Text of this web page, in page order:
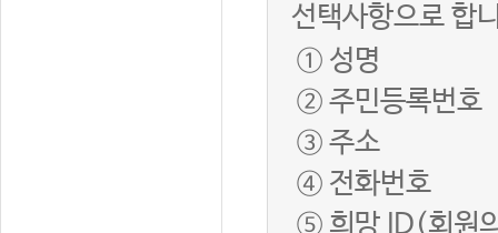
선택사항으로 합
① 성명
② 주민등록번호
③ 주소
④ 전화번호
⑤ 희망 ID(회원